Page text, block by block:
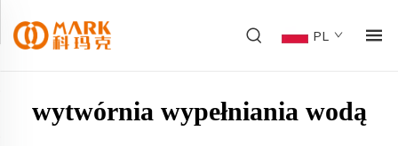
PL
wytwórnia wypełniania wodą